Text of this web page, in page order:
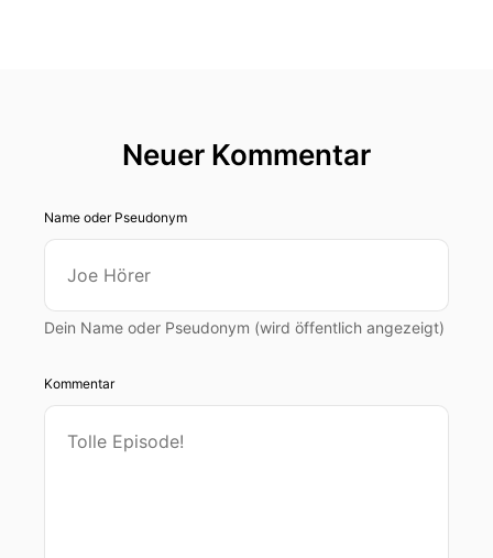
Neuer Kommentar
Name oder Pseudonym
Dein Name oder Pseudonym (wird öffentlich angezeigt)
Kommentar